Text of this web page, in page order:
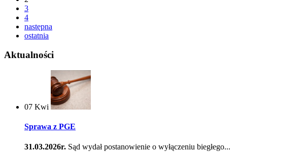
3
4
następna
ostatnia
Aktualności
07 Kwi
Sprawa z PGE
31.03.2026r. Sąd wydał postanowienie o wyłączeniu biegłego...